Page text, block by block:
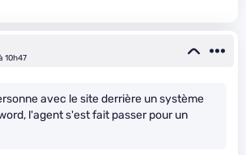
10h47
avec le site derrière un système
l'agent s'est fait passer pour un